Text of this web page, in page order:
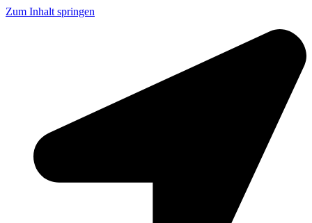
Zum Inhalt springen